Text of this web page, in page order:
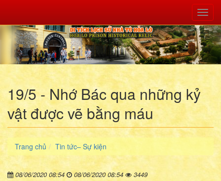
Nav
19/5 - Nhớ Bác qua những kỷ
vật được vẽ bằng máu
Trang chủ Tin tức– Sự kiện
08/06/2020 08:54 08/06/2020 08:54 3449